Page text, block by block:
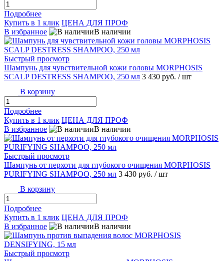
Подробнее
Купить в 1 клик ЦЕНА ДЛЯ ПРОФ
В избранное
В наличии
Быстрый просмотр
Шампунь для чувствительной кожи головы MORPHOSIS
SCALP DESTRESS SHAMPOO, 250 мл 3 430 руб. / шт
В корзину
Подробнее
Купить в 1 клик ЦЕНА ДЛЯ ПРОФ
В избранное
В наличии
Быстрый просмотр
Шампунь от перхоти для глубокого очищения MORPHOSIS
PURIFYING SHAMPOO, 250 мл 3 430 руб. / шт
В корзину
Подробнее
Купить в 1 клик ЦЕНА ДЛЯ ПРОФ
В избранное
В наличии
Быстрый просмотр